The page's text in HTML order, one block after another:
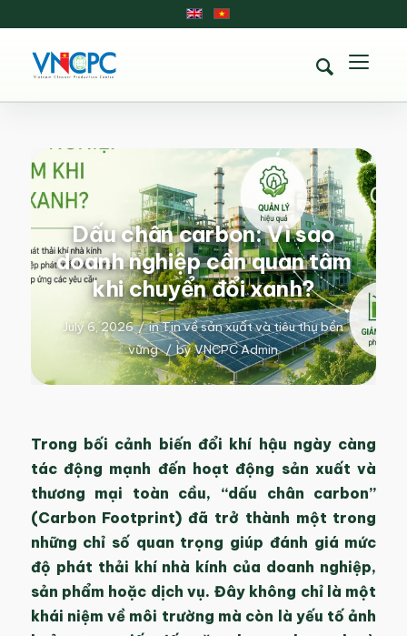
Dấu chân carbon: Vì sao
doanh nghiệp cần quan tâm
khi chuyển đổi xanh?
July 6, 2026 / inTin về sản xuất và tiêu thụ bền
vững / byVNCPC Admin
Trong bối cảnh biến đổi khí hậu ngày càng
tác động mạnh đến hoạt động sản xuất và
thương mại toàn cầu, “dấu chân carbon”
(Carbon Footprint) đã trở thành một trong
những chỉ số quan trọng giúp đánh giá mức
độ phát thải khí nhà kính của doanh nghiệp,
sản phẩm hoặc dịch vụ. Đây không chỉ là một
khái niệm về môi trường mà còn là yếu tố ảnh